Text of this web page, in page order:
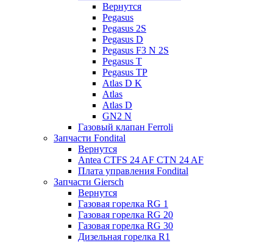
Вернутся
Pegasus
Pegasus 2S
Pegasus D
Pegasus F3 N 2S
Pegasus T
Pegasus TP
Atlas D K
Atlas
Atlas D
GN2 N
Газовый клапан Ferroli
Запчасти Fondital
Вернутся
Antea CTFS 24 AF CTN 24 AF
Плата управления Fondital
Запчасти Giersch
Вернутся
Газовая горелка RG 1
Газовая горелка RG 20
Газовая горелка RG 30
Дизельная горелка R1